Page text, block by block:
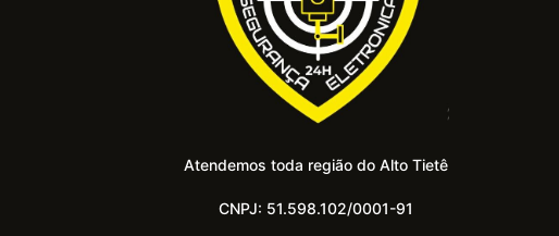
Atendemos toda região do Alto Tietê
CNPJ: 51.598.102/0001-91